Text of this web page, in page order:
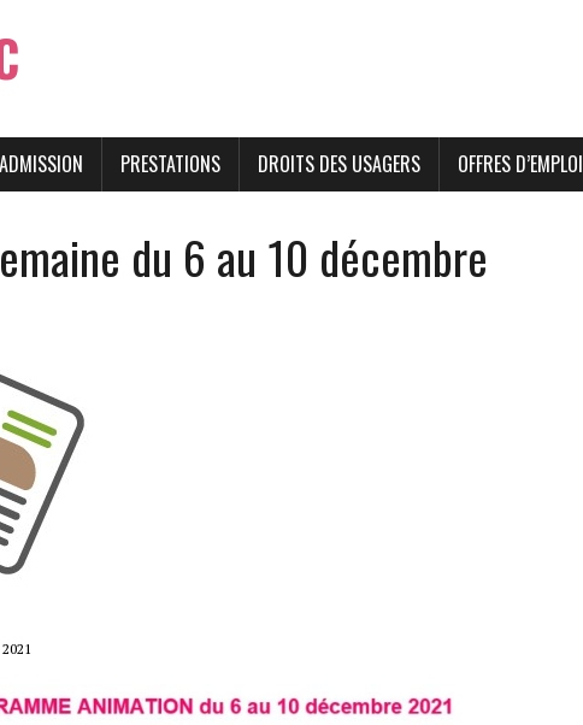
ADMISSION PRESTATIONS DROITS DES USAGERS OFFRES D’EMPLOI
du 6 au 10 décembre